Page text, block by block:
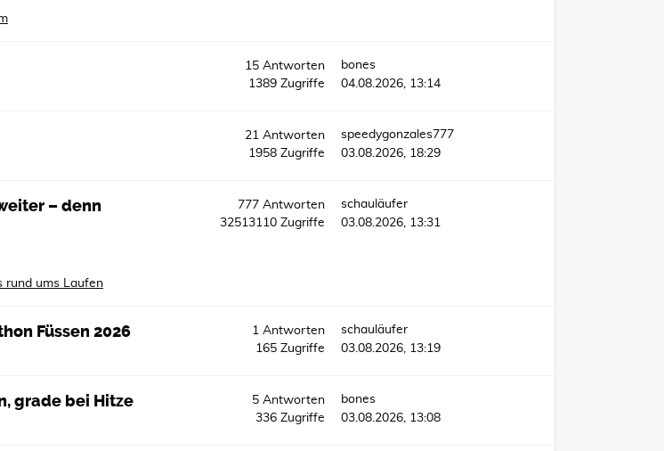
15Antworten
1389Zugriffe
bones
04.08.2026, 13:14
21Antworten
1958Zugriffe
speedygonzales777
03.08.2026, 18:29
– denn
rund ums Laufen
777Antworten
32513110Zugriffe
schauläufer
03.08.2026, 13:31
Füssen 2026 1Antworten
165Zugriffe
schauläufer
03.08.2026, 13:19
grade bei Hitze 5Antworten
336Zugriffe
bones
03.08.2026, 13:08